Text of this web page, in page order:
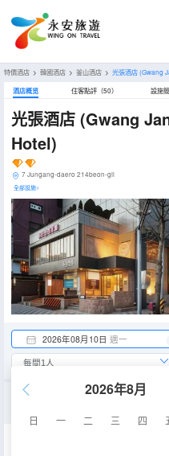
特價酒店 > 韓國酒店 > 釜山酒店 > 光張酒店(Gwang
酒店概览 住客點評（50） 設施
光張酒店 (Gwang
Hotel)
7 Jungang-daero 214beon-gil
全部設施>
2026年08月10日 週一
2026年8月
日 一 二 三 四